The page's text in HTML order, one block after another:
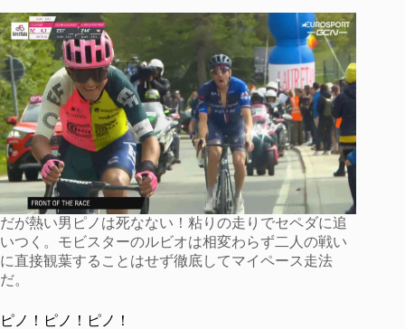
だが熱い男ピノは死なない！粘りの走りでセペダに追
いつく。モビスターのルビオは相変わらず二人の戦い
に直接観葉することはせず徹底してマイペース走法
だ。
ピノ！ピノ！ピノ！